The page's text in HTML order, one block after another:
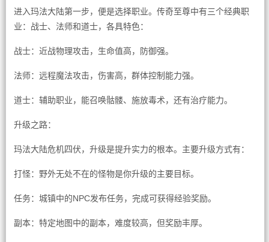
进入玛法大陆第一步，便是选择职业。传奇至尊中有三个经典职
业：战士、法师和道士，各具特色：
战士：近战物理攻击，生命值高，防御强。
法师：远程魔法攻击，伤害高，群体控制能力强。
道士：辅助职业，能召唤骷髅、施放毒术，还有治疗能力。
升级之路：
玛法大陆危机四伏，升级是提升实力的根本。主要升级方式有：
打怪：野外无处不在的怪物是你升级的主要目标。
任务：城镇中的NPC发布任务，完成可获得经验奖励。
副本：特定地图中的副本，难度较高，但奖励丰厚。